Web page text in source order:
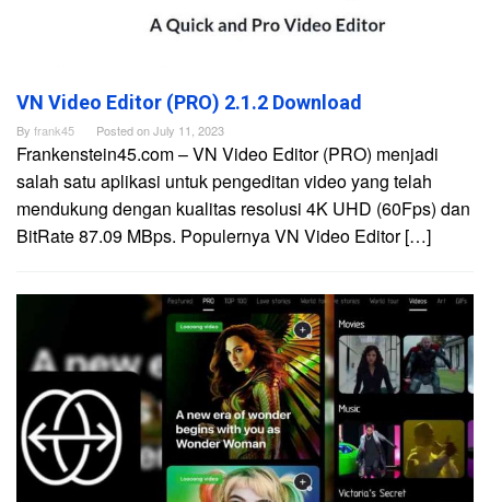
VN Video Editor (PRO) 2.1.2 Download
By frank45 Posted onJuly 11, 2023
Frankenstein45.com – VN Video Editor (PRO) menjadi
salah satu aplikasi untuk pengeditan video yang telah
mendukung dengan kualitas resolusi 4K UHD (60Fps) dan
BitRate 87.09 MBps. Populernya VN Video Editor […]